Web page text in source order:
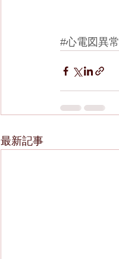
#心電図異常
最新記事